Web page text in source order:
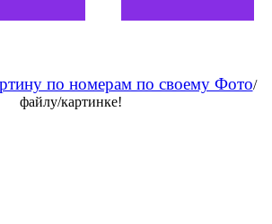
по номерам по своему Фото/
файлу/картинке!